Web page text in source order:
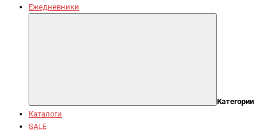
Ежедневники
Категории
Каталоги
SALE